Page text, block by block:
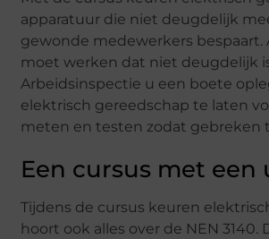
apparatuur die niet deugdelijk
gewonde medewerkers
moet werken dat niet deugdelijk
Arbeidsinspectie u een boete
elektrisch gereedschap te laten
meten en testen zodat gebreken
Een cursus met
Tijdens de cursus keuren
hoort ook alles over de NEN